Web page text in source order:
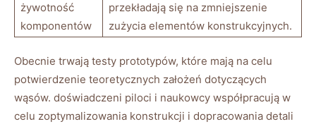
żywotność
komponentów
przekładają się na ⁣zmniejszenie
zużycia elementów‌ konstrukcyjnych.
Obecnie ⁢trwają testy prototypów,​ które mają na celu
potwierdzenie teoretycznych założeń dotyczących
wąsów. doświadczeni piloci i naukowcy współpracują w
celu zoptymalizowania konstrukcji i dopracowania detali